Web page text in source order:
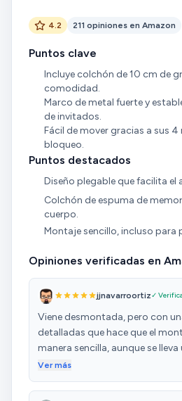
4.2 211 opiniones en Amazon
Puntos clave
Incluye colchón de 10 cm de
comodidad.
Marco de metal fuerte y
de invitados.
Fácil de mover gracias a sus
bloqueo.
Puntos destacados
Diseño plegable que facilita el
Colchón de espuma de
cuerpo.
Montaje sencillo, incluso para
Opiniones verificadas en
jjnavarroortiz✓
Viene desmontada, pero con
detalladas que hace que el
manera sencilla, aunque se
estructura de la cama es sólida
plegable si lo que busques es
Ver más